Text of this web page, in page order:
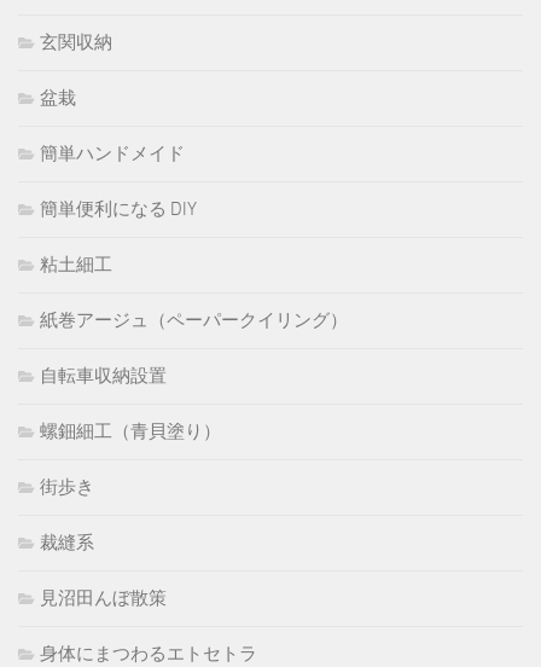
玄関収納
盆栽
簡単ハンドメイド
簡単便利になる DIY
粘土細工
紙巻アージュ（ペーパークイリング）
自転車収納設置
螺鈿細工（青貝塗り）
街歩き
裁縫系
見沼田んぼ散策
身体にまつわるエトセトラ